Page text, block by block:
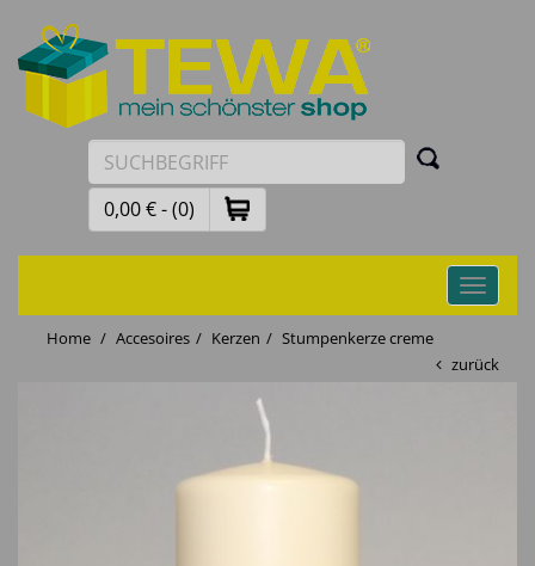
0,00 € - (0)
Toggle
Home
Accesoires Kerzen
Stumpenkerze creme
zurück